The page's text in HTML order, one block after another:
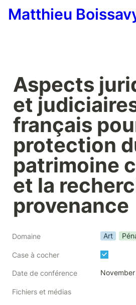
Matthieu
Aspects
et
français
protection
patrimoine
et la
provenance
Domaine Art
Case à cocher
Date de conférence
Fichiers et médias